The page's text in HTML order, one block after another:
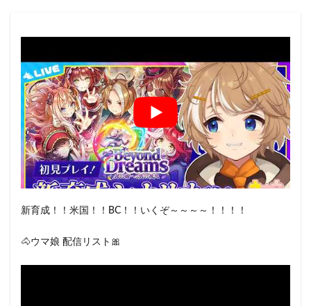
新育成！！米国！！BC！！いくぞ～～～～！！！！
🐴ウマ娘 配信リスト🎀